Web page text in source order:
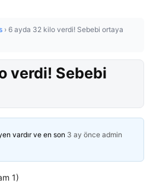
› 6 ayda 32 kilo verdi! Sebebi ortaya
verdi! Sebebi
vardır ve en son 3 ay önce admin
1)